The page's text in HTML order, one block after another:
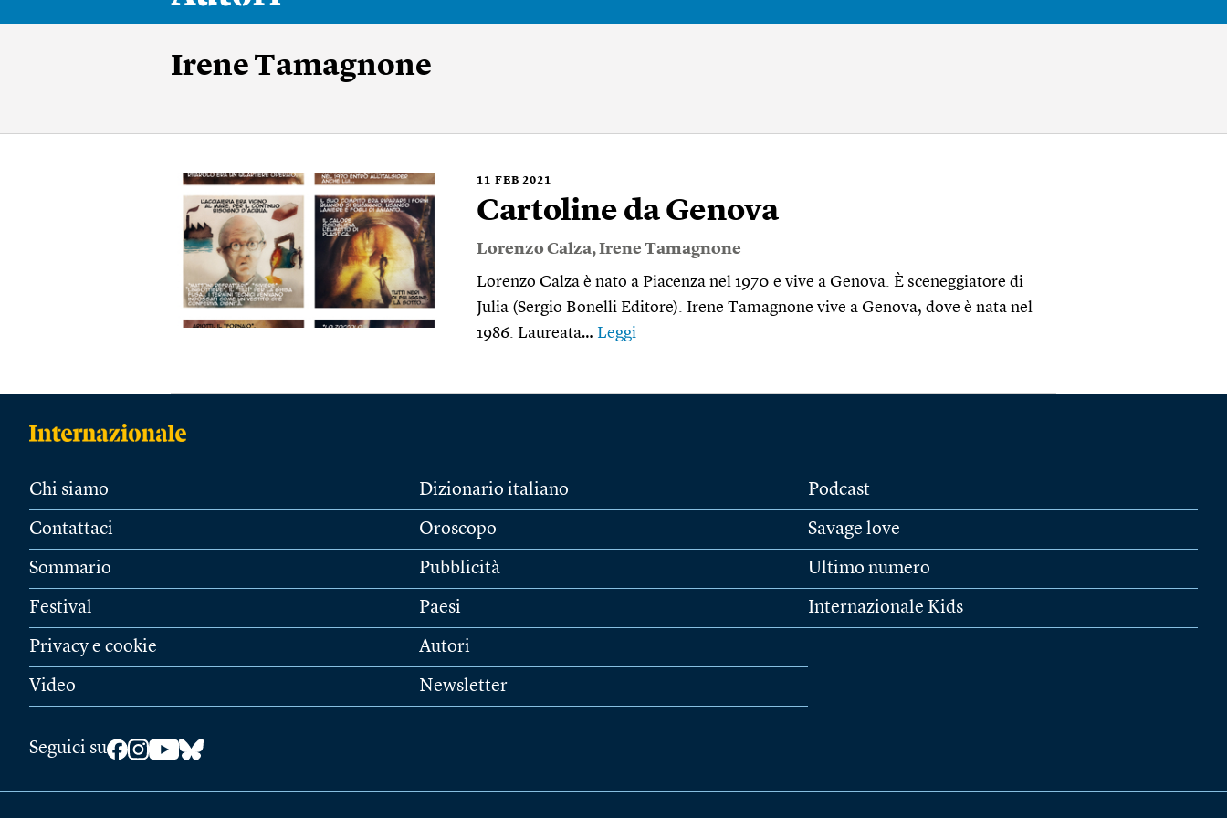
Irene Tamagnone
11 FEB 2021
Cartoline da Genova
Lorenzo Calza,Irene Tamagnone
Lorenzo Calza è nato a Piacenza nel 1970 e vive a Genova. È sceneggiatore di
Julia (Sergio Bonelli Editore). Irene Tamagnone vive a Genova, dove è nata nel
1986. Laureata… Leggi
Chi siamo
Contattaci
Sommario
Festival
Privacy e cookie
Video
Dizionario italiano
Oroscopo
Pubblicità
Paesi
Autori
Newsletter
Podcast
Savage love
Ultimo numero
Internazionale Kids
Seguici su